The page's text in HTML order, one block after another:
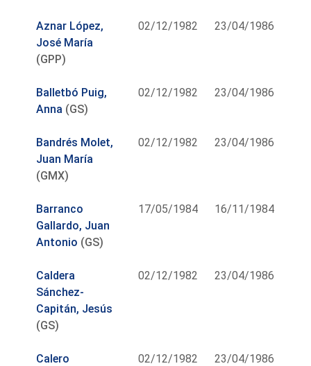
Aznar López,
José María
(GPP)
02/12/1982 23/04/1986
Balletbó Puig,
Anna (GS)
02/12/1982 23/04/1986
Bandrés Molet,
Juan María
(GMX)
02/12/1982 23/04/1986
Barranco
Gallardo, Juan
Antonio (GS)
17/05/1984 16/11/1984
Caldera
Sánchez-
Capitán, Jesús
(GS)
02/12/1982 23/04/1986
Calero
02/12/1982 23/04/1986